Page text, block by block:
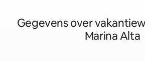
Gegevens over
Marina Alta